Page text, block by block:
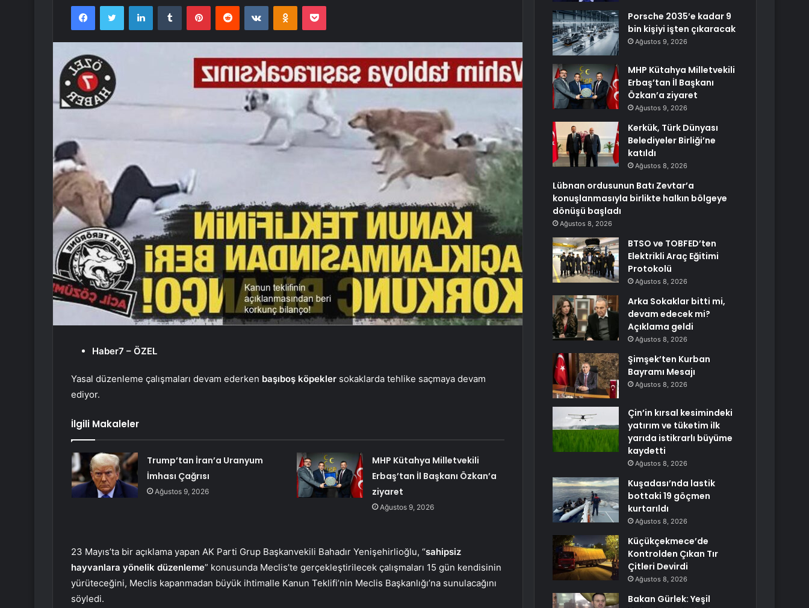
FacebookTwitter LinkedInTumblr PinterestReddit VKontakteOdnoklassniki
Pocket
Haber7 – ÖZEL
Yasal düzenleme çalışmaları devam ederken başıboş köpekler sokaklarda tehlike saçmaya devam
ediyor.
İlgili Makaleler
Trump’tan İran’a Uranyum
İmhası Çağrısı
Ağustos 9, 2026
MHP Kütahya Milletvekili
Erbaş’tan İl Başkanı Özkan’a
ziyaret
Ağustos 9, 2026
23 Mayıs’ta bir açıklama yapan AK Parti Grup Başkanvekili Bahadır Yenişehirlioğlu, “sahipsiz
hayvanlara yönelik düzenleme” konusunda Meclis’te gerçekleştirilecek çalışmaları 15 gün kendisinin
yürüteceğini, Meclis kapanmadan büyük ihtimalle Kanun Teklifi’nin Meclis Başkanlığı’na sunulacağını
söyledi.
Porsche 2035’e kadar 9
bin kişiyi işten çıkaracak
Ağustos 9, 2026
MHP Kütahya Milletvekili
Erbaş’tan İl Başkanı
Özkan’a ziyaret
Ağustos 9, 2026
Kerkük, Türk Dünyası
Belediyeler Birliği’ne
katıldı
Ağustos 8, 2026
Lübnan ordusunun Batı Zevtar’a
konuşlanmasıyla birlikte halkın bölgeye
dönüşü başladı
Ağustos 8, 2026
BTSO ve TOBFED’ten
Elektrikli Araç Eğitimi
Protokolü
Ağustos 8, 2026
Arka Sokaklar bitti mi,
devam edecek mi?
Açıklama geldi
Ağustos 8, 2026
Şimşek’ten Kurban
Bayramı Mesajı
Ağustos 8, 2026
Çin’in kırsal kesimindeki
yatırım ve tüketim ilk
yarıda istikrarlı büyüme
kaydetti
Ağustos 8, 2026
Kuşadası’nda lastik
bottaki 19 göçmen
kurtarıldı
Ağustos 8, 2026
Küçükçekmece’de
Kontrolden Çıkan Tır
Çitleri Devirdi
Ağustos 8, 2026
Bakan Gürlek: Yeşil